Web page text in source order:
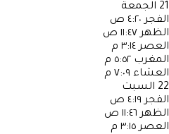
21 الجمعة
الفجر ٤:٢٠ ص
الظهر ١١:٤٧ ص
العصر ٣:١٤ م
المغرب ٥:٥٢ م
العشاء ٧:٠٩ م
22 السبت
الفجر ٤:١٩ ص
الظهر ١١:٤٦ ص
العصر ٣:١٥ م